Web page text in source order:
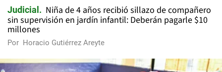
Judicial
Niña de 4 años recibió sillazo de compañero
sin supervisión en jardín infantil: Deberán pagarle $10
millones
Por Horacio Gutiérrez Areyte